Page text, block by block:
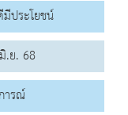
ประโยชน์
.ย. 68
ารณ์